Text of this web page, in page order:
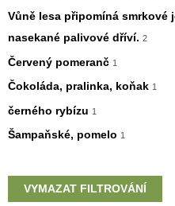
Vůně lesa připomíná smrkové
nasekané palivové dříví. 2
Červený pomeranč 1
Čokoláda, pralinka, koňak 1
černého rybízu 1
Šampaňské, pomelo 1
VYMAZAT FILTROVÁNÍ